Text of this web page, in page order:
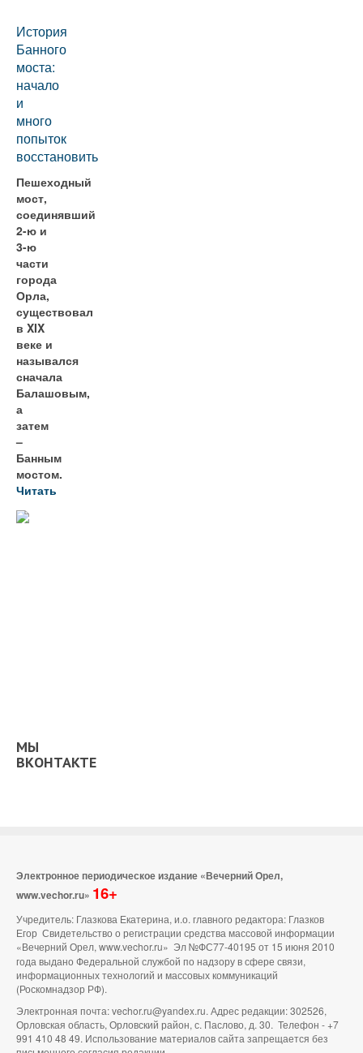
История
Банного
моста:
начало
и
много
попыток
восстановить
Пешеходный
мост,
соединявший
2-ю и
3-ю
части
города
Орла,
существовал
в XIX
веке и
назывался
сначала
Балашовым,
а
затем
–
Банным
мостом.
Читать
МЫ
ВКОНТАКТЕ
Электронное периодическое издание «Вечерний Орел,
www.vechor.ru» 16+
Учредитель: Глазкова Екатерина, и.о. главного редактора: Глазков
Егор Свидетельство о регистрации средства массовой информации
«Вечерний Орел, www.vechor.ru» Эл №ФС77-40195 от 15 июня 2010
года выдано Федеральной службой по надзору в сфере связи,
информационных технологий и массовых коммуникаций
(Роскомнадзор РФ).
Электронная почта: vechor.ru@yandex.ru. Адрес редакции: 302526,
Орловская область, Орловский район, с. Паслово, д. 30. Телефон - +7
991 410 48 49. Использование материалов сайта запрещается без